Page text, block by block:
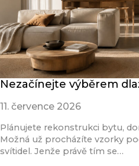
Nezačínejte výběrem
11. července 2026
Plánujete rekonstrukci bytu,
Možná už procházíte vzorky
svítidel. Jenže právě tím se…